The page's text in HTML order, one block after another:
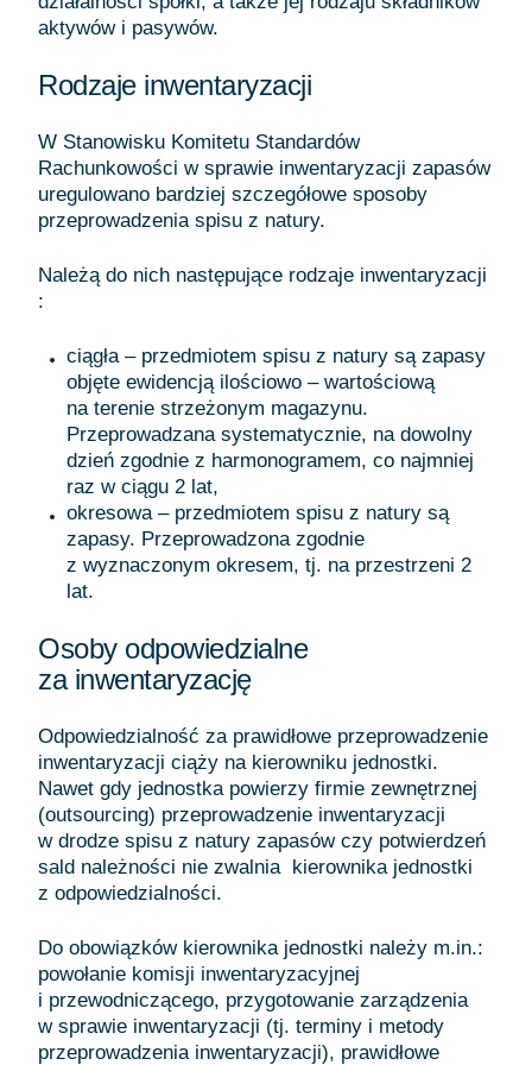
aktywów i pasywów.
Rodzaje inwentaryzacji
W Stanowisku Komitetu Standardów
Rachunkowości w sprawie inwentaryzacji zapasów
uregulowano bardziej szczegółowe sposoby
przeprowadzenia spisu z natury.
Należą do nich następujące rodzaje inwentaryzacji
:
ciągła – przedmiotem spisu z natury są zapasy
objęte ewidencją ilościowo – wartościową
na terenie strzeżonym magazynu.
Przeprowadzana systematycznie, na dowolny
dzień zgodnie z harmonogramem, co najmniej
raz w ciągu 2 lat,
okresowa – przedmiotem spisu z natury są
zapasy. Przeprowadzona zgodnie
z wyznaczonym okresem, tj. na przestrzeni 2
lat.
Osoby odpowiedzialne
za inwentaryzację
Odpowiedzialność za prawidłowe przeprowadzenie
inwentaryzacji ciąży na kierowniku jednostki.
Nawet gdy jednostka powierzy firmie zewnętrznej
(outsourcing) przeprowadzenie inwentaryzacji
w drodze spisu z natury zapasów czy potwierdzeń
sald należności nie zwalnia kierownika jednostki
z odpowiedzialności.
Do obowiązków kierownika jednostki należy m.in.:
powołanie komisji inwentaryzacyjnej
i przewodniczącego, przygotowanie zarządzenia
w sprawie inwentaryzacji (tj. terminy i metody
przeprowadzenia inwentaryzacji), prawidłowe